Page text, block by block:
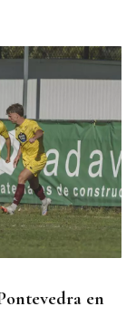
en